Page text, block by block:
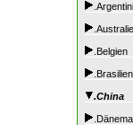
.Belgien
.Brasilien
.China